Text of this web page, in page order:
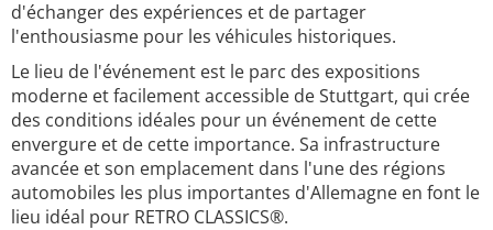
d'échanger des expériences et de partager
l'enthousiasme pour les véhicules historiques.
Le lieu de l'événement est le parc des expositions
moderne et facilement accessible de Stuttgart, qui crée
des conditions idéales pour un événement de cette
envergure et de cette importance. Sa infrastructure
avancée et son emplacement dans l'une des régions
automobiles les plus importantes d'Allemagne en font le
lieu idéal pour RETRO CLASSICS®.